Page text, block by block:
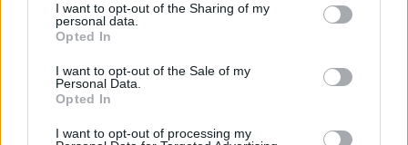
I want to opt-out of the Sharing of my
personal data.
Opted In
I want to opt-out of the Sale of my
Personal Data.
Opted In
I want to opt-out of processing my
✔ Información adicional:
Cuidados y Mantenimiento
FAQ - Preguntas frecuentes
Declaración de conformidad CE